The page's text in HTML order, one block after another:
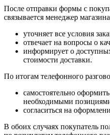
После отправки формы с
связывается менеджер
уточняет все условия
отвечает на вопросы о
информирует о
стоимости доставки.
По итогам телефонного
самостоятельно
необходимыми
согласиться на
В обоих случаях покупатель